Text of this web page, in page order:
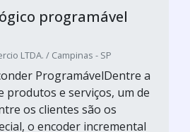
ProgramávelDentre a
produtos e serviços, um de
os clientes são os
o encoder incremental
é comercializado pela
que possui como
do seu cliente, visando